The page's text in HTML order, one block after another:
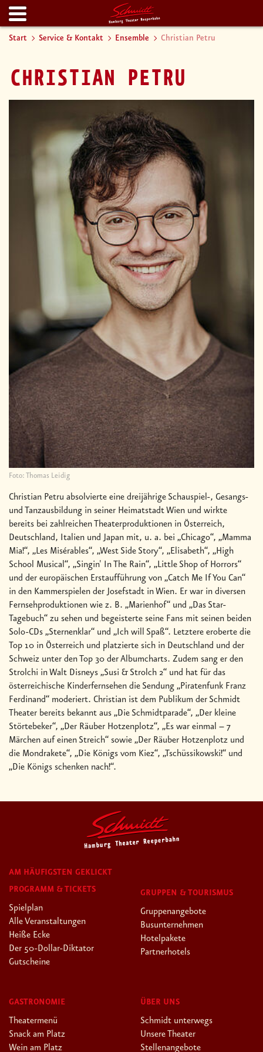
Start Service & Kontakt Ensemble Christian Petru
CHRISTIAN PETRU
Foto: Thomas Leidig
Christian Petru absolvierte eine dreijährige Schauspiel-, Gesangs-
und Tanzausbildung in seiner Heimatstadt Wien und wirkte
bereits bei zahlreichen Theaterproduktionen in Österreich,
Deutschland, Italien und Japan mit, u. a. bei „Chicago“, „Mamma
Mia!“, „Les Misérables“, „West Side Story“, „Elisabeth“, „High
School Musical“, „Singin' In The Rain“, „Little Shop of Horrors“
und der europäischen Erstaufführung von „Catch Me If You Can“
in den Kammerspielen der Josefstadt in Wien. Er war in diversen
Fernsehproduktionen wie z. B. „Marienhof“ und „Das Star-
Tagebuch“ zu sehen und begeisterte seine Fans mit seinen beiden
Solo-CDs „Sternenklar“ und „Ich will Spaß“. Letztere eroberte die
Top 10 in Österreich und platzierte sich in Deutschland und der
Schweiz unter den Top 30 der Albumcharts. Zudem sang er den
Strolchi in Walt Disneys „Susi & Strolch 2“ und hat für das
österreichische Kinderfernsehen die Sendung „Piratenfunk Franz
Ferdinand“ moderiert. Christian ist dem Publikum der Schmidt
Theater bereits bekannt aus „Die Schmidtparade“, „Der kleine
Störtebeker“, „Der Räuber Hotzenplotz“, „Es war einmal – 7
Märchen auf einen Streich“ sowie „Der Räuber Hotzenplotz und
die Mondrakete“, „Die Königs vom Kiez“, „Tschüssikowski!“ und
„Die Königs schenken nach!“.
AM HÄUFIGSTEN GEKLICKT
PROGRAMM & TICKETS
Spielplan
Alle Veranstaltungen
Heiße Ecke
Der 50-Dollar-Diktator
Gutscheine
GRUPPEN & TOURISMUS
Gruppenangebote
Busunternehmen
Hotelpakete
Partnerhotels
GASTRONOMIE
Theatermenü
Snack am Platz
Wein am Platz
ÜBER UNS
Schmidt unterwegs
Unsere Theater
Stellenangebote